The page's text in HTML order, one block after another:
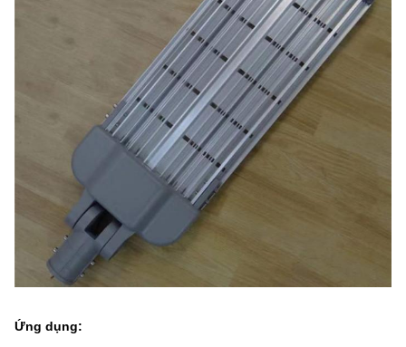
Ứng dụng: